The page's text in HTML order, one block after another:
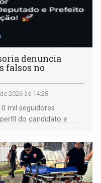
denuncia
falsos no
2026 às 14:28
mil seguidores
do candidato e